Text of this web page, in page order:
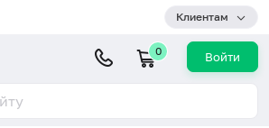
Клиентам
0 Войти